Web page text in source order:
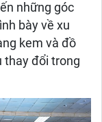
những góc
bày về xu
kem và đồ
thay đổi trong